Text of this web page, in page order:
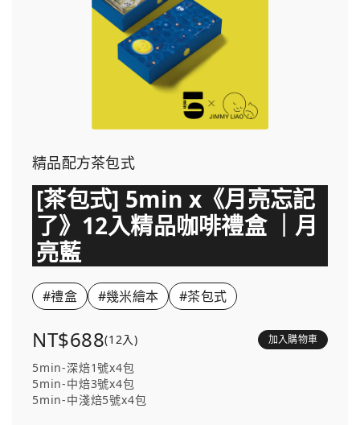
精品配方茶包式
[茶包式] 5min x《月亮忘記
了》12入精品咖啡禮盒 ｜月
亮藍
#禮盒 #幾米繪本 #茶包式
NT$688(12入) 加入購物車
5min-深焙1號x4包
5min-中焙3號x4包
5min-中淺焙5號x4包